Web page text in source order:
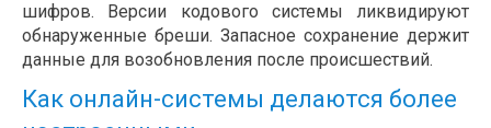
шифров. Версии кодового системы ликвидируют
обнаруженные бреши. Запасное сохранение держит
данные для возобновления после происшествий.
Как онлайн-системы делаются более